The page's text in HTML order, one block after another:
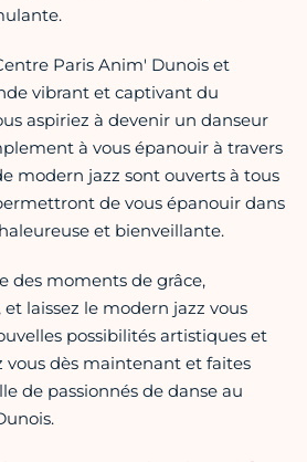
Paris Anim' Dunois et
vibrant et captivant du
aspiriez à devenir un danseur
à vous épanouir à travers
modern jazz sont ouverts à tous
de vous épanouir dans
et bienveillante.
des moments de grâce,
laissez le modern jazz vous
possibilités artistiques et
vous dès maintenant et faites
de passionnés de danse au